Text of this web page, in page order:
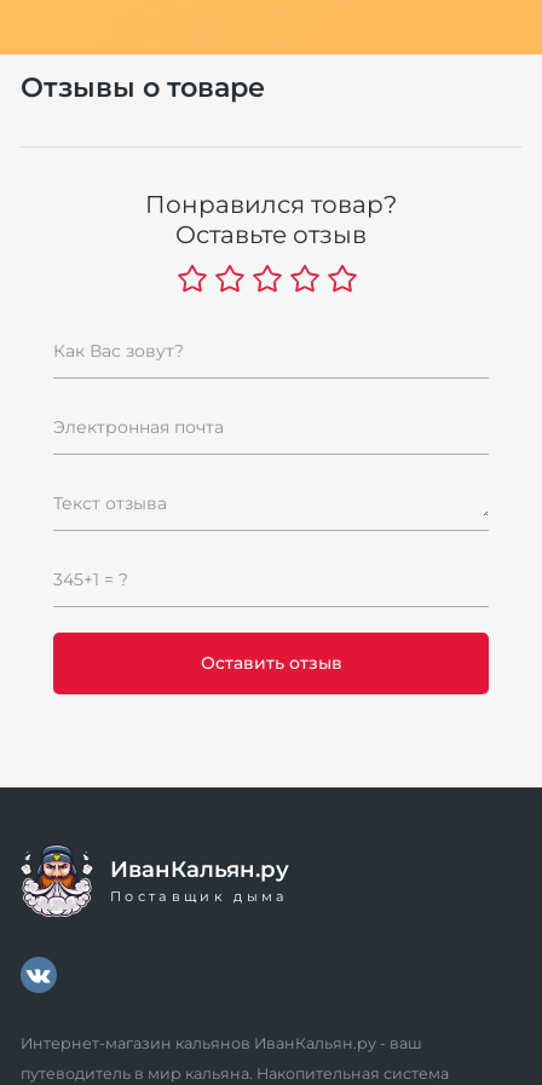
Отзывы о товаре
Понравился товар?
Оставьте отзыв
Как Вас зовут?
Электронная почта
Текст отзыва
345+1 = ?
ИванКальян.ру
Поставщик дыма
Интернет-магазин кальянов ИванКальян.ру - ваш
путеводитель в мир кальяна. Накопительная система